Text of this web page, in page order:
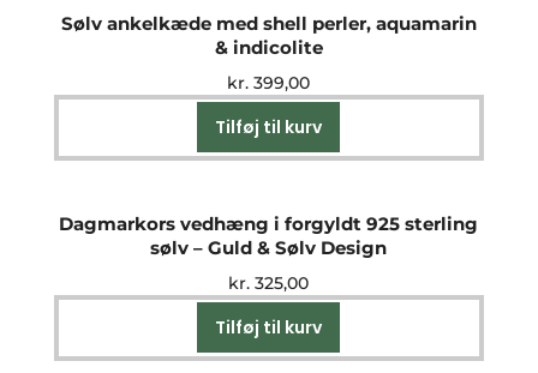
Sølv ankelkæde med shell perler, aquamarin
& indicolite
kr. 399,00
Tilføj til kurv
Dagmarkors vedhæng i forgyldt 925 sterling
sølv – Guld & Sølv Design
kr. 325,00
Tilføj til kurv